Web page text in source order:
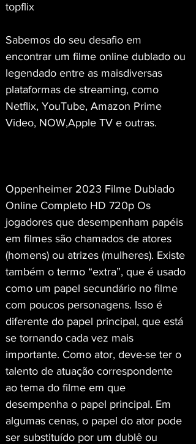
topflix
Sabemos do seu desafio em
encontrar um filme online dublado ou
legendado entre as maisdiversas
plataformas de streaming, como
Netflix, YouTube, Amazon Prime
Video, NOW,Apple TV e outras.
Oppenheimer 2023 Filme Dublado
Online Completo HD 720p Os
jogadores que desempenham papéis
em filmes são chamados de atores
(homens) ou atrizes (mulheres). Existe
também o termo “extra”, que é usado
como um papel secundário no filme
com poucos personagens. Isso é
diferente do papel principal, que está
se tornando cada vez mais
importante. Como ator, deve-se ter o
talento de atuação correspondente
ao tema do filme em que
desempenha o papel principal. Em
algumas cenas, o papel do ator pode
ser substituído por um dublê ou